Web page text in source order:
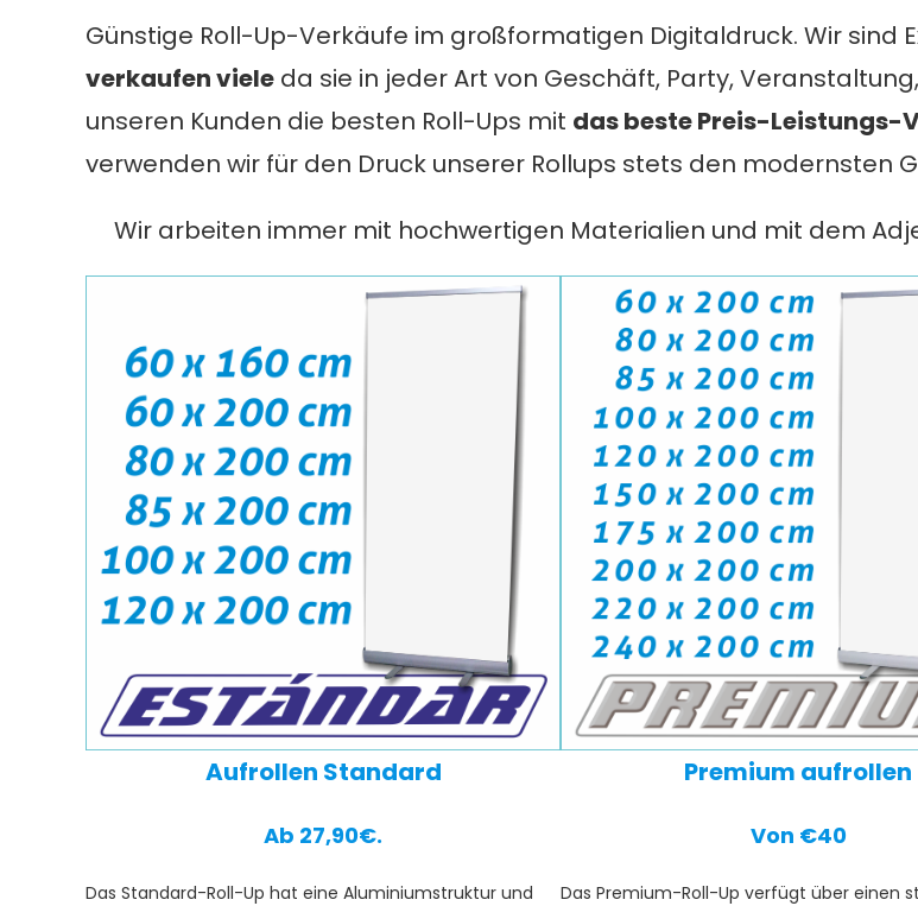
Günstige Roll-Up-Verkäufe im großformatigen Digitaldruck. Wir sind
verkaufen viele da sie in jeder Art von Geschäft, Party,
unseren Kunden die besten Roll-Ups mit das beste Preis-Leistungs-
verwenden wir für den Druck unserer Rollups stets den
Wir arbeiten immer mit hochwertigen Materialien und mit dem
Aufrollen Standard
Ab 27,90€.
Das Standard-Roll-Up hat eine Aluminiumstruktur und
Premium aufrollen
Von €40
Das Premium-Roll-Up verfügt über einen